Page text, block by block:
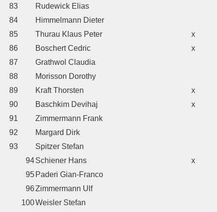
83
Rudewick Elias
84
Himmelmann Dieter
85
Thurau Klaus Peter
x
86
Boschert Cedric
x
87
Grathwol Claudia
88
Morisson Dorothy
89
Kraft Thorsten
x
90
Baschkim Devihaj
x
91
Zimmermann Frank
92
Margard Dirk
93
Spitzer Stefan
94Schiener Hans
x
95 Paderi Gian-Franco
96Zimmermann Ulf
100Weisler Stefan